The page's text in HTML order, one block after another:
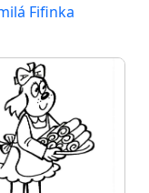
Fifinka